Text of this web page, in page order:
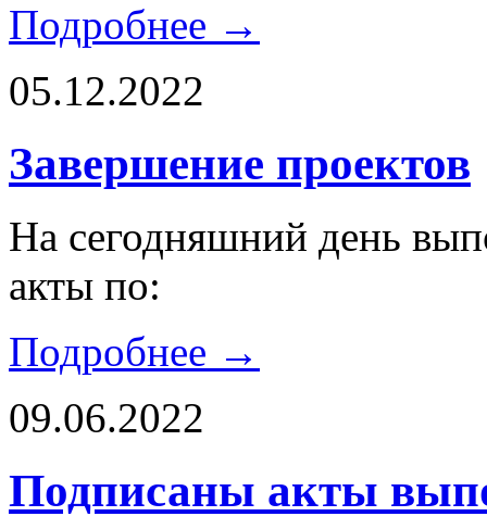
Подробнее →
05.12.2022
Завершение проектов
На сегодняшний день
акты по:
Подробнее →
09.06.2022
Подписаны акты